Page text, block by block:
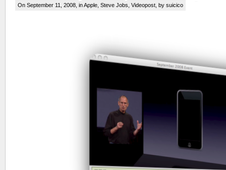
On September 11, 2008, inApple Steve Jobs Videopost , by suicico